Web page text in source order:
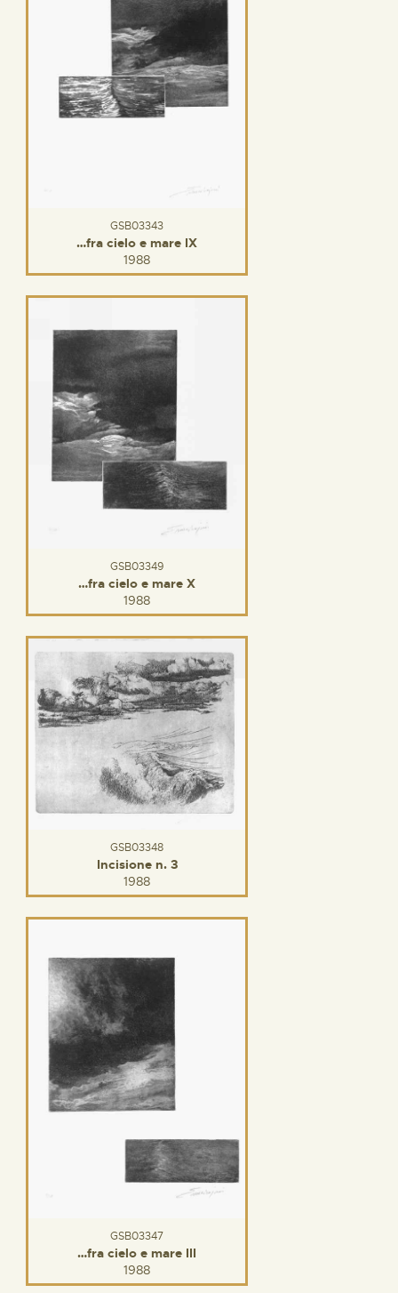
GSB03343
…fra cielo e mare IX
1988
GSB03349
…fra cielo e mare X
1988
GSB03348
Incisione n. 3
1988
GSB03347
…fra cielo e mare III
1988